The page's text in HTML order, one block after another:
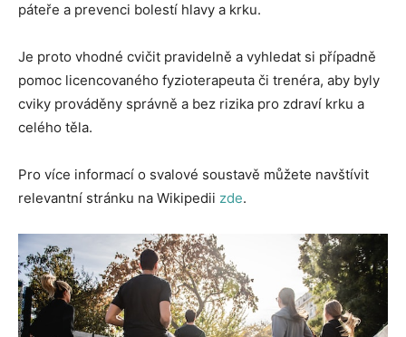
páteře a prevenci bolestí hlavy a krku.
Je proto vhodné cvičit pravidelně a vyhledat si případně
pomoc licencovaného fyzioterapeuta či trenéra, aby byly
cviky prováděny správně a bez rizika pro zdraví krku a
celého těla.
Pro více informací o svalové soustavě můžete navštívit
relevantní stránku na Wikipedii zde.